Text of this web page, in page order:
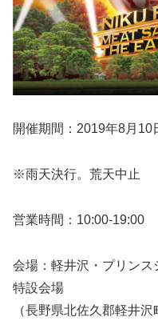
開催期間：2019年8月10
※雨天決行。荒天中止
営業時間：10:00-19:00
会場：軽井沢・プリンス
特設会場
（長野県北佐久郡軽井沢